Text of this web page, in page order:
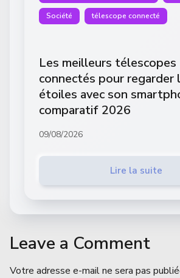
Société télescope connecté
Les meilleurs télescopes
connectés pour regarder
étoiles avec son
comparatif 2026
09/08/2026
Lire la suite
Leave a Comment
Votre adresse e-mail ne sera pas